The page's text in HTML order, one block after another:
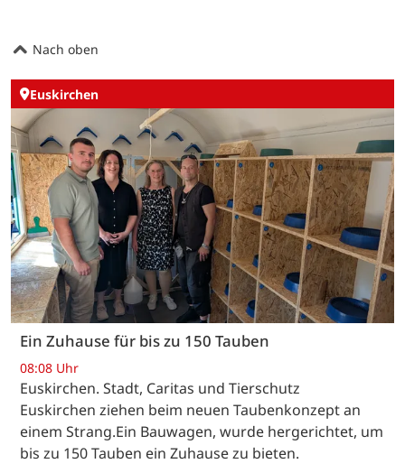
Nach oben
Euskirchen
Ein Zuhause für bis zu 150 Tauben
08:08 Uhr
Euskirchen. Stadt, Caritas und Tierschutz
Euskirchen ziehen beim neuen Taubenkonzept an
einem Strang.Ein Bauwagen, wurde hergerichtet, um
bis zu 150 Tauben ein Zuhause zu bieten.